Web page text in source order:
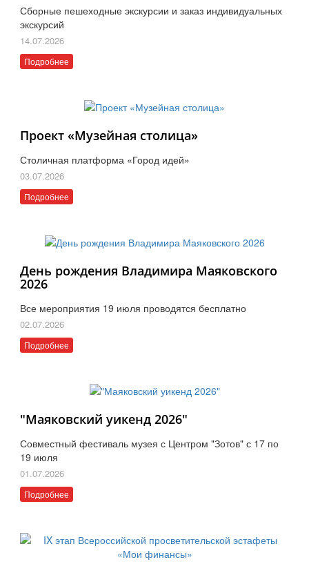
Сборные пешеходные экскурсии и заказ индивидуальных
экскурсий
14.07.2026
Подробнее
Проект «Музейная столица»
Столичная платформа «Город идей»
03.07.2026
Подробнее
День рождения Владимира Маяковского
2026
Все мероприятия 19 июля проводятся бесплатно
02.07.2026
Подробнее
"Маяковский уикенд 2026"
Совместный фестиваль музея с Центром "Зотов" с 17 по
19 июля
01.07.2026
Подробнее